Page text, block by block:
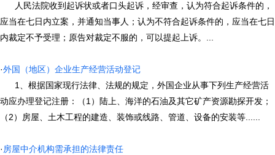
人民法院收到起诉状或者口头起诉，经审查，认为符合起诉条件的，
应当在七日内立案，并通知当事人；认为不符合起诉条件的，应当在七日
内裁定不予受理；原告对裁定不服的，可以提起上诉。...
·外国（地区）企业生产经营活动登记
1、根据国家现行法律、法规的规定，外国企业从事下列生产经营活
动应办理登记注册：（1）陆上、海洋的石油及其它矿产资源勘探开发；
（2）房屋、土木工程的建造、装饰或线路、管道、设备的安装等......
·房屋中介机构需承担的法律责任